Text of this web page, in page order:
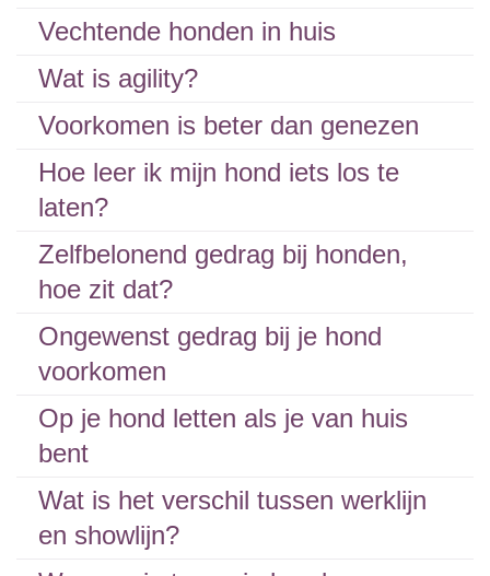
Vechtende honden in huis
Wat is agility?
Voorkomen is beter dan genezen
Hoe leer ik mijn hond iets los te
laten?
Zelfbelonend gedrag bij honden,
hoe zit dat?
Ongewenst gedrag bij je hond
voorkomen
Op je hond letten als je van huis
bent
Wat is het verschil tussen werklijn
en showlijn?